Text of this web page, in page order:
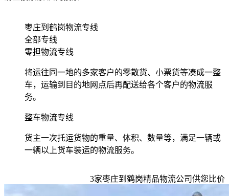
枣庄到鹤岗物流专线
全部专线
零担物流专线
将运往同一地的多家客户的零散货、小票货等凑成一整
车，运输到目的地网点后再配送给各个客户的物流服
务。
整车物流专线
货主一次托运货物的重量、体积、数量等，满足一辆或
一辆以上货车装运的物流服务。
3家枣庄到鹤岗精品物流公司供您比价